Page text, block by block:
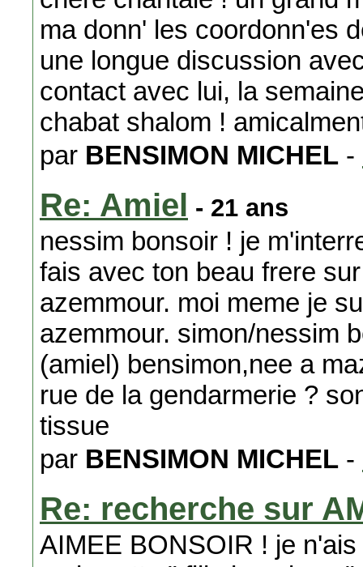
ma donn' les coordonn'es
une longue discussion
contact avec lui, la
chabat shalom !
par BENSIMON MICHEL -
Re: Amiel - 21 ans
nessim bonsoir ! je
fais avec ton beau frere
azemmour. moi meme je
azemmour. simon/nessim
(amiel) bensimon,nee a
rue de la gendarmerie ?
tissue
par BENSIMON MICHEL -
Re: recherche sur
AIMEE BONSOIR ! je